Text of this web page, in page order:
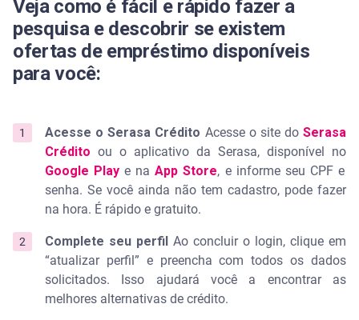
Veja como é fácil e rápido fazer a
pesquisa e descobrir se existem
ofertas de empréstimo disponíveis
para você:
Acesse o Serasa Crédito Acesse o site doSerasa
Crédito ou o aplicativo da Serasa, disponível no
Google Play e na App Store, e informe seu CPF e
senha. Se você ainda não tem cadastro, pode fazer
na hora. É rápido e gratuito.
Complete seu perfil Ao concluir o login, clique em
“atualizar perfil” e preencha com todos os dados
solicitados. Isso ajudará você a encontrar as
melhores alternativas de crédito.